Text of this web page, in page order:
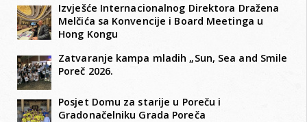
Izvješće Internacionalnog Direktora Dražena
Melčića sa Konvencije i Board Meetinga u
Hong Kongu
Zatvaranje kampa mladih „Sun, Sea and Smile
Poreč 2026.
Posjet Domu za starije u Poreču i
Gradonačelniku Grada Poreča